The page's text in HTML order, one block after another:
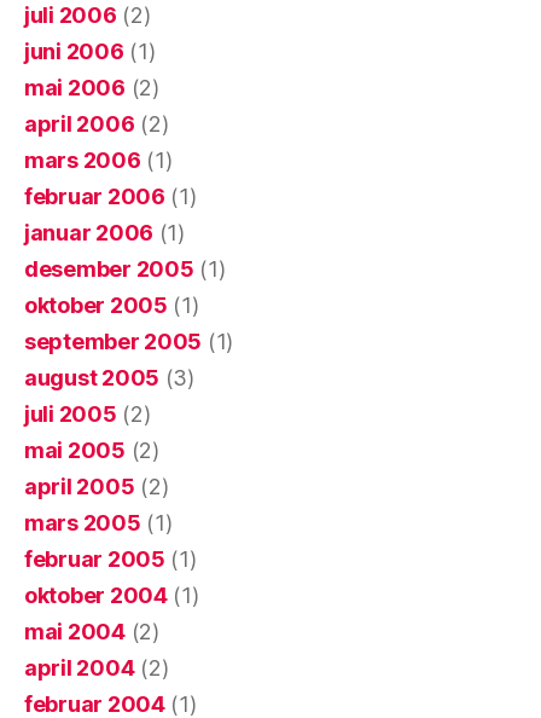
juli 2006 (2)
juni 2006 (1)
mai 2006 (2)
april 2006 (2)
mars 2006 (1)
februar 2006 (1)
januar 2006 (1)
desember 2005 (1)
oktober 2005 (1)
september 2005 (1)
august 2005 (3)
juli 2005 (2)
mai 2005 (2)
april 2005 (2)
mars 2005 (1)
februar 2005 (1)
oktober 2004(1)
mai 2004(2)
april 2004(2)
februar 2004(1)